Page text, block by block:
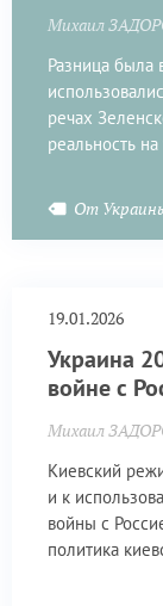
Михаил
Разница была
речах
реальность
От
19.01.2026
Украина
войне с
Михаил
Киевский
и к
войны с
политика